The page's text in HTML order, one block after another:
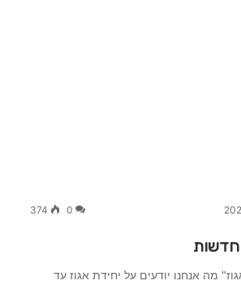
0
374
מה אנחנו יודעים על יחידת אגוז עד